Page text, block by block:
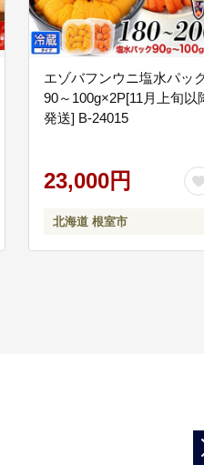
地域振興の推進など、ふるさと応
し、 NPO法人・企業等の活動資
。 【ふるさと応援基金ほか】
エゾバフンウニ塩水パッ
90～100g×2P[11月上旬以
発送] B-24015
23,000円
北海道 根室市